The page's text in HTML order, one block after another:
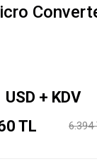
USD + KDV
TL 6.394